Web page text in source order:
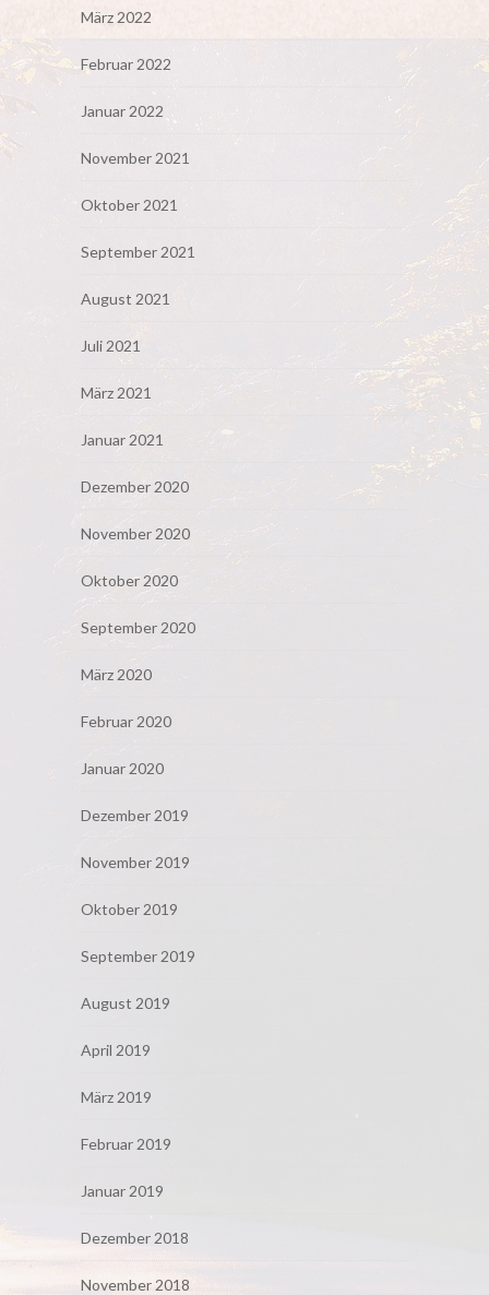
März 2022
Februar 2022
Januar 2022
November 2021
Oktober 2021
September 2021
August 2021
Juli 2021
März 2021
Januar 2021
Dezember 2020
November 2020
Oktober 2020
September 2020
März 2020
Februar 2020
Januar 2020
Dezember 2019
November 2019
Oktober 2019
September 2019
August 2019
April 2019
März 2019
Februar 2019
Januar 2019
Dezember 2018
November 2018